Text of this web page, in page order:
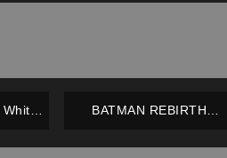
BATMAN REBIRTH
KOTOBUKIYA – NUEVO /